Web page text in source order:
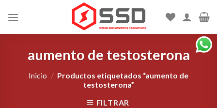
aumento de testosterona
Inicio / Productos etiquetados “aumento de
testosterona”
FILTRAR